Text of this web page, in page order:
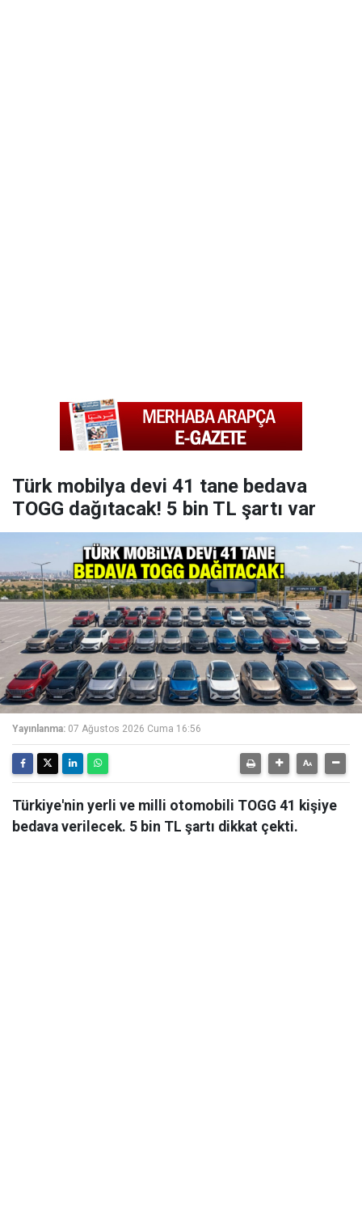
Türk mobilya devi 41 tane bedava
TOGG dağıtacak! 5 bin TL şartı var
Yayınlanma: 07 Ağustos 2026 Cuma 16:56
Türkiye'nin yerli ve milli otomobili TOGG 41 kişiye
bedava verilecek. 5 bin TL şartı dikkat çekti.